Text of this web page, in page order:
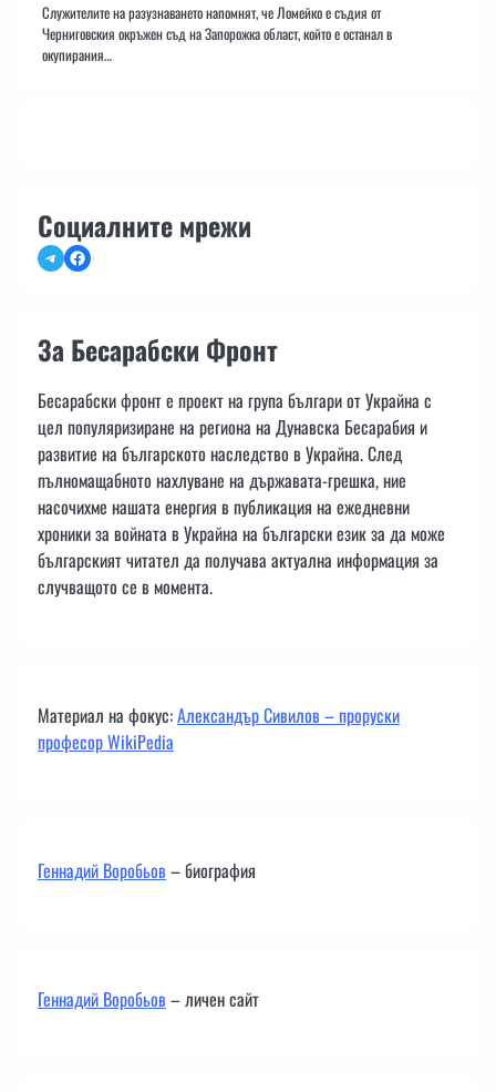
Служителите на разузнаването напомнят, че Ломейко е съдия от
Черниговския окръжен съд на Запорожка област, който е останал в
окупирания…
Социалните мрежи
TelegramFacebook
За Бесарабски Фронт
Бесарабски фронт е проект на група българи от Украйна с
цел популяризиране на региона на Дунавска Бесарабия и
развитие на българското наследство в Украйна. След
пълномащабното нахлуване на държавата-грешка, ние
насочихме нашата енергия в публикация на ежедневни
хроники за войната в Украйна на български език за да може
българският читател да получава актуална информация за
случващото се в момента.
Материал на фокус:Александър Сивилов – проруски
професор WikiPedia
Геннадий Воробьов– биография
Геннадий Воробьов– личен сайт